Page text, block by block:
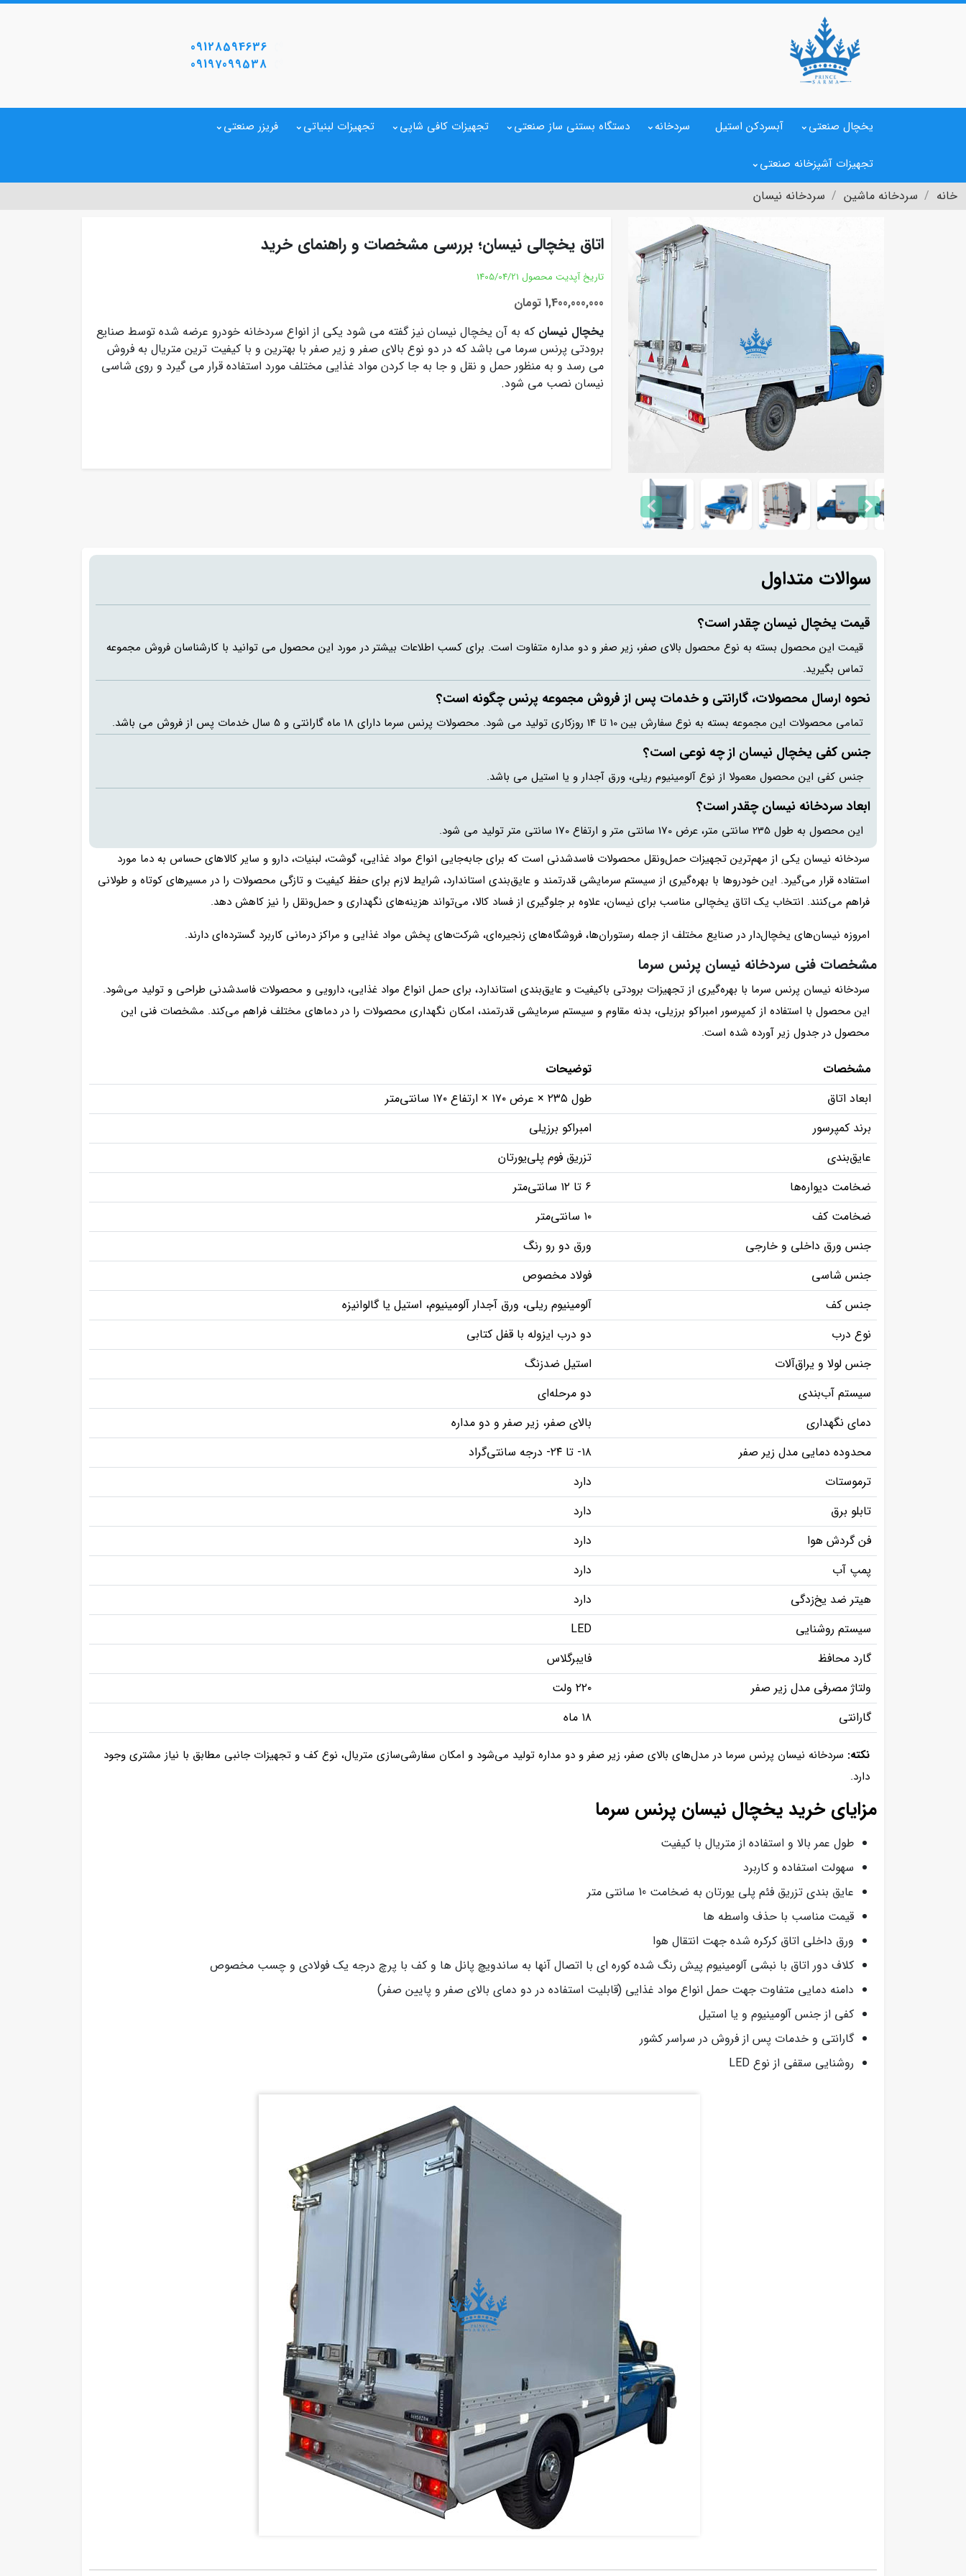
09128594636
09197099538
یخچال صنعتی آبسردکن استیل سردخانه دستگاه بستنی ساز صنعتی تجهیزات کافی شاپی تجهیزات لبنیاتی فریزر صنعتی
تجهیزات آشپزخانه صنعتی
خانه سردخانه ماشین سردخانه نیسان
اتاق یخچالی نیسان؛ بررسی مشخصات و راهنمای خرید
تاریخ آپدیت محصول 1405/04/21
1,400,000,000 تومان
یخچال نیسان که به آن یخچال نیسان نیز گفته می شود یکی از انواع سردخانه خودرو عرضه شده توسط صنایع
برودتی پرنس سرما می باشد که در دو نوع بالای صفر و زیر صفر با بهترین و با کیفیت ترین متریال به فروش
می رسد و به منظور حمل و نقل و جا به جا کردن مواد غذایی مختلف مورد استفاده قرار می گیرد و روی شاسی
نیسان نصب می شود.
سوالات متداول
قیمت یخچال نیسان چقدر است؟
قیمت این محصول بسته به نوع محصول بالای صفر، زیر صفر و دو مداره متفاوت است. برای کسب اطلاعات بیشتر در مورد این محصول می توانید با کارشناسان فروش مجموعه
تماس بگیرید.
نحوه ارسال محصولات، گارانتی و خدمات پس از فروش مجموعه پرنس چگونه است؟
تمامی محصولات این مجموعه بسته به نوع سفارش بین 10 تا 14 روزکاری تولید می شود. محصولات پرنس سرما دارای 18 ماه گارانتی و 5 سال خدمات پس از فروش می باشد.
جنس کفی یخچال نیسان از چه نوعی است؟
جنس کفی این محصول معمولا از نوع آلومینیوم ریلی، ورق آجدار و یا استیل می باشد.
ابعاد سردخانه نیسان چقدر است؟
این محصول به طول 235 سانتی متر، عرض 170 سانتی متر و ارتفاع 170 سانتی متر تولید می شود.
سردخانه نیسان یکی از مهم‌ترین تجهیزات حمل‌ونقل محصولات فاسدشدنی است که برای جابه‌جایی انواع مواد غذایی، گوشت، لبنیات، دارو و سایر کالاهای حساس به دما مورد
استفاده قرار می‌گیرد. این خودروها با بهره‌گیری از سیستم سرمایشی قدرتمند و عایق‌بندی استاندارد، شرایط لازم برای حفظ کیفیت و تازگی محصولات را در مسیرهای کوتاه و طولانی
فراهم می‌کنند. انتخاب یک اتاق یخچالی مناسب برای نیسان، علاوه بر جلوگیری از فساد کالا، می‌تواند هزینه‌های نگهداری و حمل‌ونقل را نیز کاهش دهد.
امروزه نیسان‌های یخچال‌دار در صنایع مختلف از جمله رستوران‌ها، فروشگاه‌های زنجیره‌ای، شرکت‌های پخش مواد غذایی و مراکز درمانی کاربرد گسترده‌ای دارند.
مشخصات فنی سردخانه نیسان پرنس سرما
سردخانه نیسان پرنس سرما با بهره‌گیری از تجهیزات برودتی باکیفیت و عایق‌بندی استاندارد، برای حمل انواع مواد غذایی، دارویی و محصولات فاسدشدنی طراحی و تولید می‌شود.
این محصول با استفاده از کمپرسور امبراکو برزیلی، بدنه مقاوم و سیستم سرمایشی قدرتمند، امکان نگهداری محصولات را در دماهای مختلف فراهم می‌کند. مشخصات فنی این
محصول در جدول زیر آورده شده است.
مشخصات
توضیحات
ابعاد اتاق
طول ۲۳۵ × عرض ۱۷۰ × ارتفاع ۱۷۰ سانتی‌متر
برند کمپرسور
امبراکو برزیلی
عایق‌بندی
تزریق فوم پلی‌یورتان
ضخامت دیواره‌ها
۶ تا ۱۲ سانتی‌متر
ضخامت کف
۱۰ سانتی‌متر
جنس ورق داخلی و خارجی
ورق دو رو رنگ
جنس شاسی
فولاد مخصوص
جنس کف
آلومینیوم ریلی، ورق آجدار آلومینیوم، استیل یا گالوانیزه
نوع درب
دو درب ایزوله با قفل کتابی
جنس لولا و یراق‌آلات
استیل ضدزنگ
سیستم آب‌بندی
دو مرحله‌ای
دمای نگهداری
بالای صفر، زیر صفر و دو مداره
محدوده دمایی مدل زیر صفر
۱۸- تا ۲۴- درجه سانتی‌گراد
ترموستات
دارد
تابلو برق
دارد
فن گردش هوا
دارد
پمپ آب
دارد
هیتر ضد یخ‌زدگی
دارد
سیستم روشنایی
LED
گارد محافظ
فایبرگلاس
ولتاژ مصرفی مدل زیر صفر
۲۲۰ ولت
گارانتی
۱۸ ماه
نکته: سردخانه نیسان پرنس سرما در مدل‌های بالای صفر، زیر صفر و دو مداره تولید می‌شود و امکان سفارشی‌سازی متریال، نوع کف و تجهیزات جانبی مطابق با نیاز مشتری وجود
دارد.
مزایای خرید یخچال نیسان پرنس سرما
طول عمر بالا و استفاده از متریال با کیفیت
سهولت استفاده و کاربرد
عایق بندی تزریق فئم پلی یورتان به ضخامت 10 سانتی متر
قیمت مناسب با حذف واسطه ها
ورق داخلی اتاق کرکره شده جهت انتقال هوا
کلاف دور اتاق با نبشی آلومینیوم پیش رنگ شده کوره ای با اتصال آنها به ساندویچ پانل ها و کف با پرچ درجه یک فولادی و چسب مخصوص
دامنه دمایی متفاوت جهت حمل انواع مواد غذایی (قابلیت استفاده در دو دمای بالای صفر و پایین صفر)
کفی از جنس آلومینیوم و یا استیل
گارانتی و خدمات پس از فروش در سراسر کشور
روشنایی سقفی از نوع LED